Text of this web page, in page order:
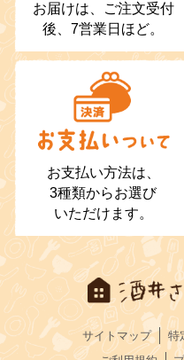
お届けは、ご注文受付
後、7営業日ほど。
お支払い方法は、
3種類からお選び
いただけます。
サイトマップ
特